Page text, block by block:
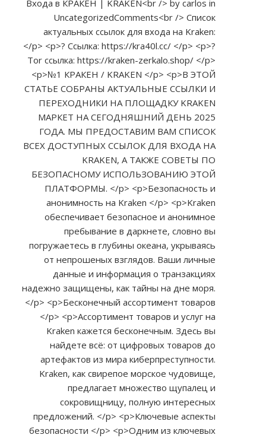
Входа в КРАКЕН | KRAKEN<br /> by carlos in
UncategorizedComments<br /> Список
актуальных ссылок для входа на Kraken:
</p> <p>? Ссылка:https://kra40l.cc/</p> <p>?
Tor ссылка:https://kraken-zerkalo.shop/
<p>№1 КРАКЕН / KRAKEN </p> <p>В ЭТОЙ
СТАТЬЕ СОБРАНЫ АКТУАЛЬНЫЕ ССЫЛКИ И
ПЕРЕХОДНИКИ НА ПЛОЩАДКУ KRAKEN
МАРКЕТ НА СЕГОДНЯШНИЙ ДЕНЬ 2025
ГОДА. МЫ ПРЕДОСТАВИМ ВАМ СПИСОК
ВСЕХ ДОСТУПНЫХ ССЫЛОК ДЛЯ ВХОДА НА
KRAKEN, А ТАКЖЕ СОВЕТЫ ПО
БЕЗОПАСНОМУ ИСПОЛЬЗОВАНИЮ ЭТОЙ
ПЛАТФОРМЫ. </p> <p>Безопасность и
анонимность на Kraken </p> <p>Kraken
обеспечивает безопасное и анонимное
пребывание в даркнете, словно вы
погружаетесь в глубины океана, укрываясь
от непрошеных взглядов. Ваши личные
данные и информация о транзакциях
надежно защищены, как тайны на дне моря.
</p> <p>Бесконечный ассортимент товаров
</p> <p>Ассортимент товаров и услуг на
Kraken кажется бесконечным. Здесь вы
найдете всё: от цифровых товаров до
артефактов из мира киберпреступности.
Kraken, как свирепое морское чудовище,
предлагает множество щупалец и
сокровищницу, полную интересных
предложений. </p> <p>Ключевые аспекты
безопасности </p> <p>Одним из ключевых